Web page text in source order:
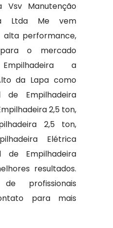
a Vsv Manutenção
Ltda Me vem
performance,
para o mercado
a
da Lapa como
de Empilhadeira
2,5 ton,
2,5 ton,
Elétrica
de Empilhadeira
resultados.
profissionais
para mais